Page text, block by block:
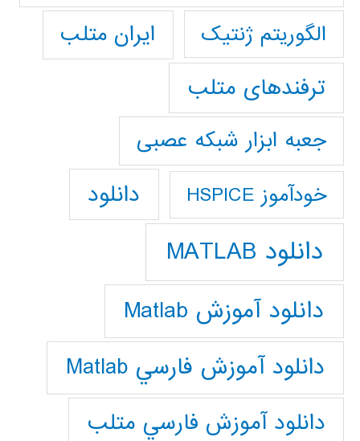
الگوریتم ژنتیک
ایران متلب
ترفندهای متلب
جعبه ابزار شبکه عصبی
خودآموز HSPICE دانلود
دانلود MATLAB
دانلود آموزش Matlab
دانلود آموزش فارسي Matlab
دانلود آموزش فارسي متلب